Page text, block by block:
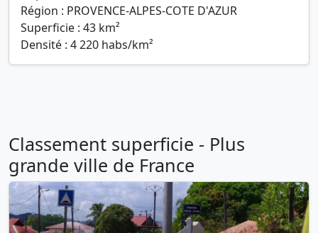
Région : PROVENCE-ALPES-COTE D'AZUR
Superficie : 43 km²
Densité : 4 220 habs/km²
Classement superficie - Plus
grande ville de France